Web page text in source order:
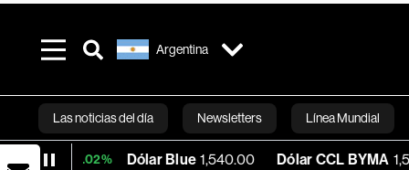
Argentina
Las noticias del día Newsletters Línea Mundial
Bloomberg
Dólar Blue 1,540.00 Dólar CCL BYMA 1,575.06